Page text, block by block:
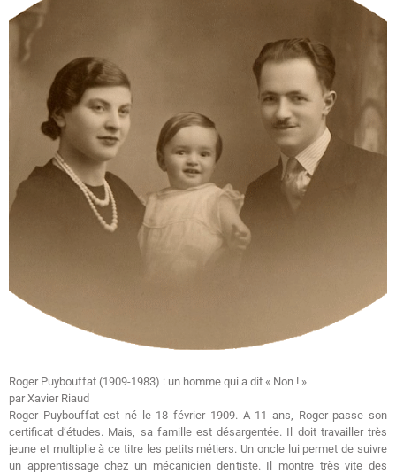
Roger Puybouffat (1909-1983) : un homme qui a dit « Non ! »
par Xavier Riaud
Roger Puybouffat est né le 18 février 1909. A 11 ans, Roger passe son
certificat d’études. Mais, sa famille est désargentée. Il doit travailler très
jeune et multiplie à ce titre les petits métiers. Un oncle lui permet de suivre
un apprentissage chez un mécanicien dentiste. Il montre très vite des